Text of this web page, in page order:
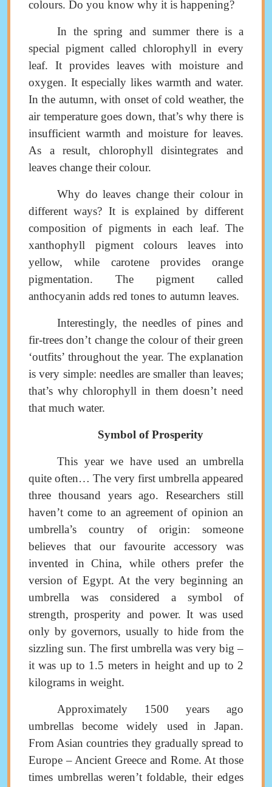
colours. Do you know why it is happening?
In the spring and summer there is a
special pigment called chlorophyll in every
leaf. It provides leaves with moisture and
oxygen. It especially likes warmth and water.
In the autumn, with onset of cold weather, the
air temperature goes down,that’s why there is
insufficient warmth and moisture for leaves.
As a result, chlorophyll disintegrates and
leaves change their colour.
Why do leaves change their colour in
different ways? It is explained by different
composition of pigments in each leaf. The
xanthophyll pigment colours leaves into
yellow, while caroteneprovides orange
pigmentation. The pigment called
anthocyanin adds red tones to autumn leaves.
Interestingly, the needles of pines and
fir-trees don’t change the colour of their green
‘outfits’ throughout the year. The explanation
is very simple: needles are smaller than leaves;
that’s why chlorophyll in them doesn’t need
that much water.
Symbol of Prosperity
This year we have used an umbrella
quite often… The very first umbrella appeared
three thousand years ago. Researchers still
haven’t come to an agreement of opinion an
umbrella’s country of origin: someone
believes that our favourite accessory
was
invented in China, while others prefer the
version of Egypt. At the very beginning an
umbrella was considered a symbol of
strength, prosperity and power. It was used
only by governors, usually to hide from the
sizzling sun. The first umbrella was very big ‒
it was up to 1.5 meters in height and up to 2
kilograms in weight.
Approximately 1500years ago
umbrellas become widely used in Japan.
From Asian countries they gradually spread to
Europe– Ancient Greece and Rome. At those
times umbrellas weren’tfoldable, their edges